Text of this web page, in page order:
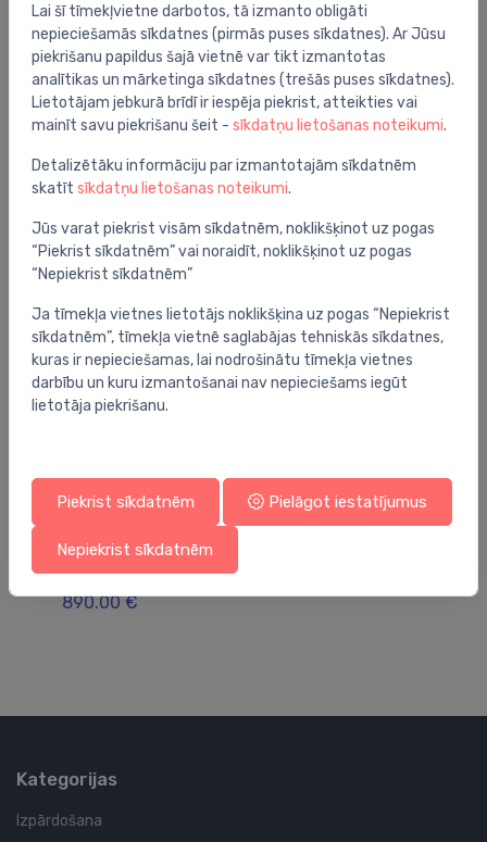
Preces apraksts
sēdeklis dušai Dino, max. svars 120 kg, balts
Vannas istabas soliņi
soliņš ar plauktu WO HME, hroms/ash dark
890.00 €
Kategorijas
Izpārdošana
Lai šī tīmekļvietne darbotos, tā izmanto obligāti
nepieciešamās sīkdatnes (pirmās puses sīkdatnes). Ar Jūsu
piekrišanu papildus šajā vietnē var tikt izmantotas
analītikas un mārketinga sīkdatnes (trešās puses sīkdatnes).
Lietotājam jebkurā brīdī ir iespēja piekrist, atteikties vai
mainīt savu piekrišanu šeit - sīkdatņu lietošanas noteikumi.
Detalizētāku informāciju par izmantotajām sīkdatnēm
skatīt sīkdatņu lietošanas noteikumi.
Jūs varat piekrist visām sīkdatnēm, noklikšķinot uz pogas
“Piekrist sīkdatnēm” vai noraidīt, noklikšķinot uz pogas
“Nepiekrist sīkdatnēm”
Ja tīmekļa vietnes lietotājs noklikšķina uz pogas “Nepiekrist
sīkdatnēm”, tīmekļa vietnē saglabājas tehniskās sīkdatnes,
kuras ir nepieciešamas, lai nodrošinātu tīmekļa vietnes
darbību un kuru izmantošanai nav nepieciešams iegūt
lietotāja piekrišanu.
Piekrist sīkdatnēm Pielāgot iestatījumus
Nepiekrist sīkdatnēm